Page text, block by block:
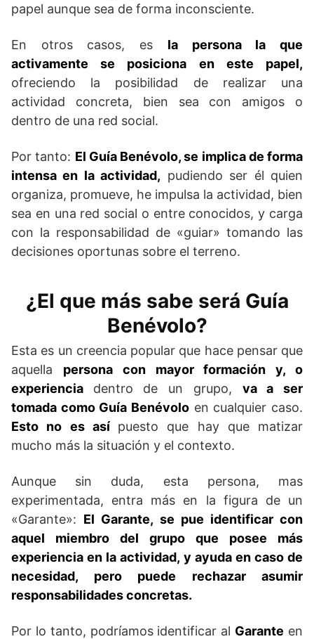
papel aunque sea de forma inconsciente.
En otros casos, es la persona la que
activamente se posiciona en este papel,
ofreciendo la posibilidad de realizar una
actividad concreta, bien sea con amigos o
dentro de una red social.
Por tanto: El Guía Benévolo, se implica de forma
intensa en la actividad, pudiendo ser él quien
organiza, promueve, he impulsa la actividad, bien
sea en una red social o entre conocidos, y carga
con la responsabilidad de «guiar» tomando las
decisiones oportunas sobre el terreno.
¿El que más sabe será Guía
Benévolo?
Esta es un creencia popular que hace pensar que
aquella persona con mayor formación y, o
experiencia dentro de un grupo, va a ser
tomada como Guía Benévolo en cualquier caso.
Esto no es así puesto que hay que matizar
mucho más la situación y el contexto.
Aunque sin duda, esta persona, mas
experimentada, entra más en la figura de un
«Garante»: El Garante, se pue identificar con
aquel miembro del grupo que posee más
experiencia en la actividad, y ayuda en caso de
necesidad, pero puede rechazar asumir
responsabilidades concretas.
Por lo tanto, podríamos identificar al Garante en